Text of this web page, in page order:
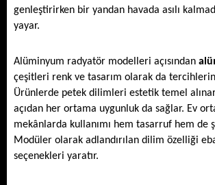
genleştirirken bir yandan havada asılı
yayar.
Alüminyum radyatör modelleri açısından
çeşitleri renk ve tasarım olarak da
Ürünlerde petek dilimleri estetik temel
açıdan her ortama uygunluk da sağlar. Ev
mekânlarda kullanımı hem tasarruf hem de
Modüler olarak adlandırılan dilim özelliği
seçenekleri yaratır.